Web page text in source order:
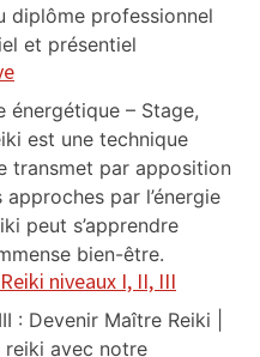
diplôme professionnel
et présentiel
énergétique – Stage,
est une technique
transmet par apposition
par l’énergie
peut s’apprendre
bien-être.
niveaux I, II, III
: Devenir Maître Reiki |
reiki avec notre